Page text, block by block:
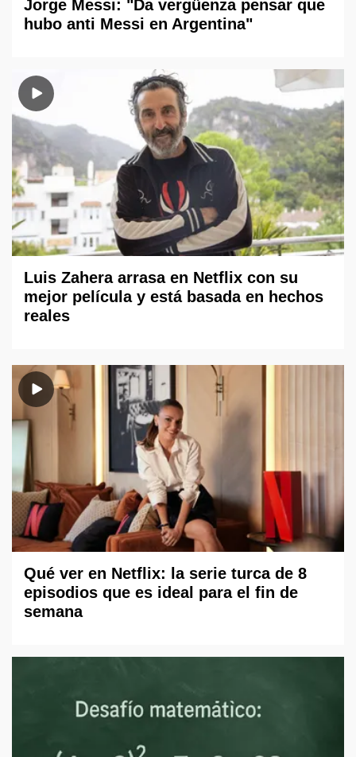
Jorge Messi: "Da vergüenza pensar que
hubo anti Messi en Argentina"
Luis Zahera arrasa en Netflix con su
mejor película y está basada en hechos
reales
Qué ver en Netflix: la serie turca de 8
episodios que es ideal para el fin de
semana